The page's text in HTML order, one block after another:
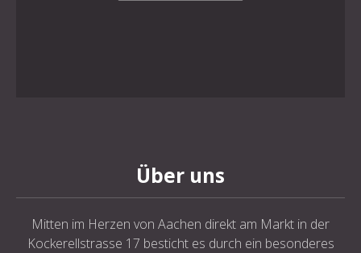
Über uns
Mitten im Herzen von Aachen direkt am Markt in der
Kockerellstrasse 17 besticht es durch ein besonderes